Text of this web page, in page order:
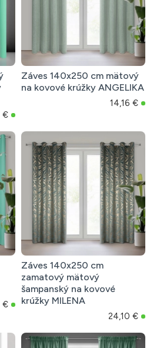
€
Záves 140x250 cm mätový
na kovové krúžky ANGELIKA
14,16 €
€
Záves 140x250 cm
zamatový mätový
šampanský na kovové
krúžky MILENA
24,10 €